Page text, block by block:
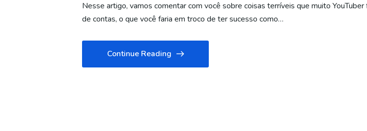
Nesse artigo, vamos comentar com você sobre coisas terríveis que muito
de contas, o que você faria em troco de ter sucesso como…
Continue Reading